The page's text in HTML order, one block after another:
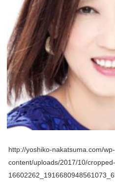
http://yoshiko-nakatsuma.com/wp-
content/uploads/2017/10/